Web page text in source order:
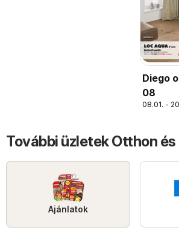
Diego
08
08.01. -
További üzletek Otthon
Ajánlatok